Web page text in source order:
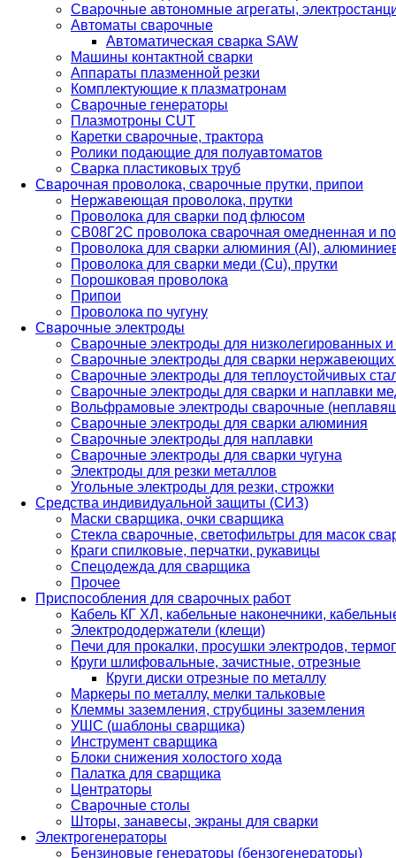
Сварочные автономные агрегаты,
Автоматы сварочные
Автоматическая сварка SAW
Машины контактной сварки
Аппараты плазменной резки
Комплектующие к плазматронам
Сварочные генераторы
Плазмотроны CUT
Каретки сварочные, трактора
Ролики подающие для полуавтоматов
Сварка пластиковых труб
Сварочная проволока, сварочные прутки, припои
Нержавеющая проволока, прутки
Проволока для сварки под флюсом
СВ08Г2С проволока сварочная омедненная и
Проволока для сварки алюминия (Al),
Проволока для сварки меди (Cu), прутки
Порошковая проволока
Припои
Проволока по чугуну
Сварочные электроды
Сварочные электроды для низколегированных и
Сварочные электроды для сварки
Сварочные электроды для теплоустойчивых
Сварочные электроды для сварки и наплавки
Вольфрамовые электроды сварочные
Сварочные электроды для сварки алюминия
Сварочные электроды для наплавки
Сварочные электроды для сварки чугуна
Электроды для резки металлов
Угольные электроды для резки, строжки
Средства индивидуальной защиты (СИЗ)
Маски сварщика, очки сварщика
Стекла сварочные, светофильтры для масок
Краги спилковые, перчатки, рукавицы
Спецодежда для сварщика
Прочее
Приспособления для сварочных работ
Кабель КГ ХЛ, кабельные наконечники,
Электрододержатели (клещи)
Печи для прокалки, просушки электродов,
Круги шлифовальные, зачистные, отрезные
Круги диски отрезные по металлу
Маркеры по металлу, мелки тальковые
Клеммы заземления, струбцины заземления
УШС (шаблоны сварщика)
Инструмент сварщика
Блоки снижения холостого хода
Палатка для сварщика
Центраторы
Сварочные столы
Шторы, занавесы, экраны для сварки
Электрогенераторы
Бензиновые генераторы (бензогенераторы)